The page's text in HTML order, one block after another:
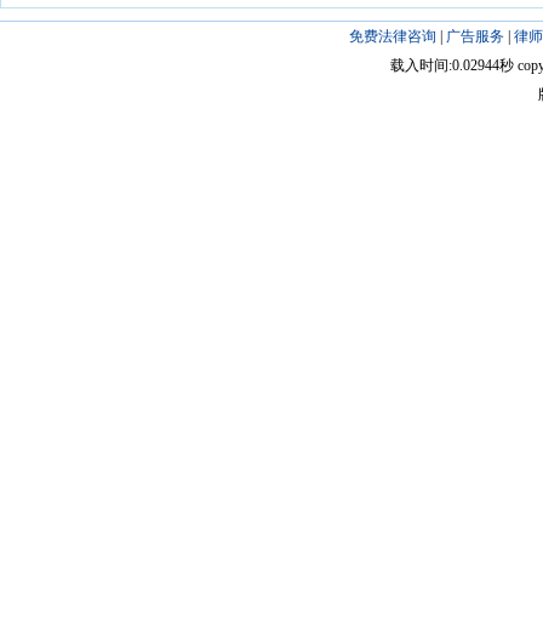
免费法律咨询 广告服务| 律
载入时间:0.02944秒